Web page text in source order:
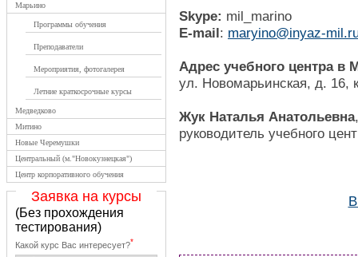
Марьино
Программы обучения
Преподаватели
Мероприятия, фотогалерея
Летние краткосрочные курсы
Медведково
Митино
Новые Черемушки
Центральный (м."Новокузнецкая")
Центр корпоративного обучения
Заявка на курсы
(Без прохождения
тестирования)
Какой курс Вас интересует?*
Skype: mil_marino
E-mail: maryino@inyaz-
Адрес учебного центра в
ул. Новомарьинская, д. 16,
Жук Наталья Анатольевна,
руководитель учебного